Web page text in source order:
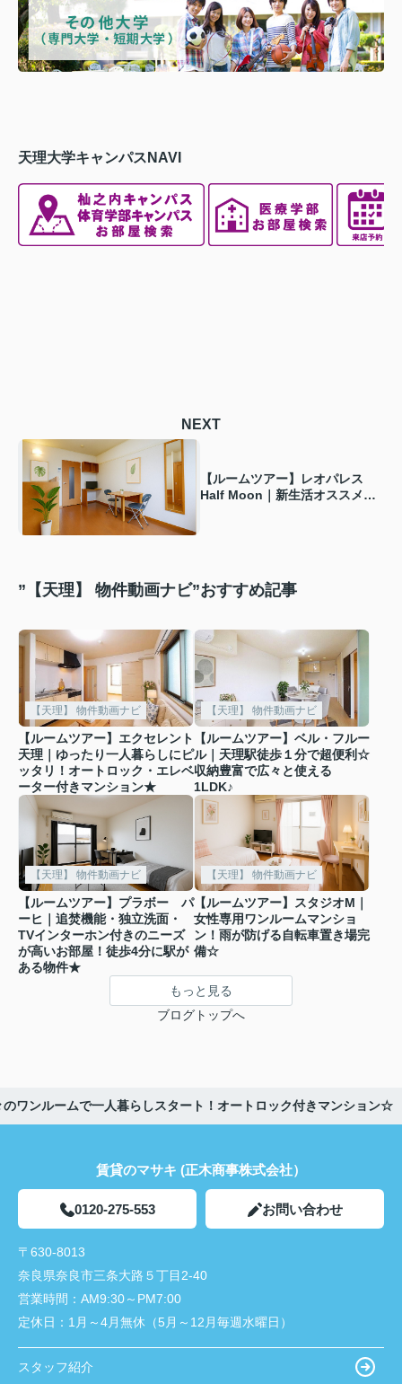
天理大学キャンパスNAVI
NEXT
【ルームツアー】レオパレス
Half Moon｜新生活オススメア
”【天理】 物件動画ナビ”おすすめ記事
【天理】 物件動画ナビ
【ルームツアー】エクセレント
天理｜ゆったり一人暮らしにピ
ッタリ！オートロック・エレベ
ーター付きマンション★
【天理】 物件動画ナビ
【ルームツアー】ベル・フルー
ル｜天理駅徒歩１分で超便利☆
収納豊富で広々と使える
1LDK♪
【天理】 物件動画ナビ
【ルームツアー】プラボー パ
ーヒ｜追焚機能・独立洗面・
TVインターホン付きのニーズ
が高いお部屋！徒歩4分に駅が
ある物件★
【天理】 物件動画ナビ
【ルームツアー】スタジオM｜
女性専用ワンルームマンショ
ン！雨が防げる自転車置き場完
備☆
もっと見る
ブログトップへ
ワンルームで一人暮らしスタート！オートロック付きマンション☆
賃貸のマサキ (正木商事株式会社）
0120-275-553 お問い合わせ
〒630-8013
奈良県奈良市三条大路５丁目2-40
営業時間： AM9:30～PM7:00
定休日： 1月～4月無休（5月～12月毎週水曜日）
スタッフ紹介